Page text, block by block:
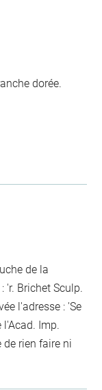
dorée.
de la
'r. Brichet Sculp.
l'adresse : 'Se
l'Acad. Imp.
de rien faire ni